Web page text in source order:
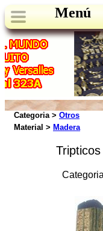
Menú
Categoria > Otros
Material > Madera